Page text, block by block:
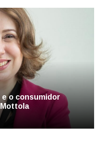
o consumidor